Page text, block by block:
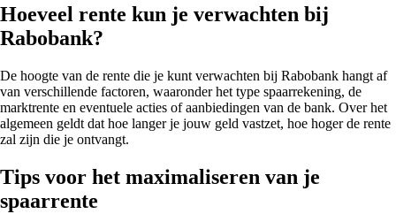
Hoeveel rente kun je verwachten bij
Rabobank?
De hoogte van de rente die je kunt verwachten bij Rabobank hangt af
van verschillende factoren, waaronder het type spaarrekening, de
marktrente en eventuele acties of aanbiedingen van de bank. Over het
algemeen geldt dat hoe langer je jouw geld vastzet, hoe hoger de rente
zal zijn die je ontvangt.
Tips voor het maximaliseren van je
spaarrente